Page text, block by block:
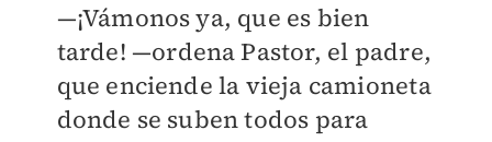
—¡Vámonos ya, que es bien
tarde! —ordena Pastor, el padre,
que enciende la vieja camioneta
donde se suben todos para